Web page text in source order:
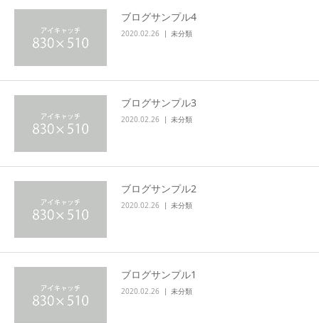
ブログサンプル4
2020.02.26 未分類
ブログサンプル3
2020.02.26 未分類
ブログサンプル2
2020.02.26 未分類
ブログサンプル1
2020.02.26 未分類